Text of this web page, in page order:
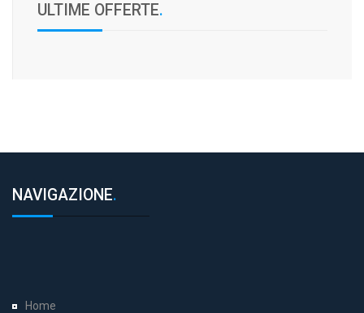
ULTIME OFFERTE.
NAVIGAZIONE.
Home